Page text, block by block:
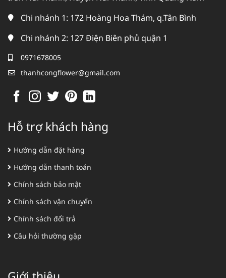
Chi nhánh 1: 172 Hoàng Hoa Thám, q.Tân Bình
Chi nhánh 2: 127 Điện Biên phủ quận 1
0971678005
thanhcongflower@gmail.com
Hỗ trợ khách hàng
Hướng dẫn đặt hàng
Hướng dẫn thanh toán
Chính sách bảo mật
Chính sách vận chuyển
Chính sách đổi trả
Câu hỏi thường gặp